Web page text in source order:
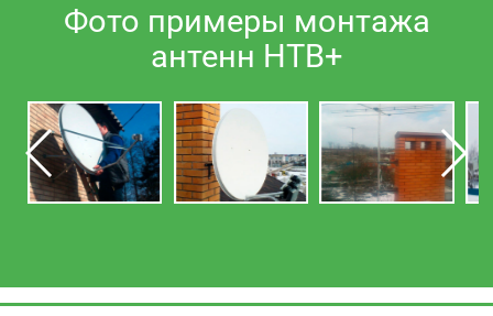
Фото примеры монтажа
антенн НТВ+